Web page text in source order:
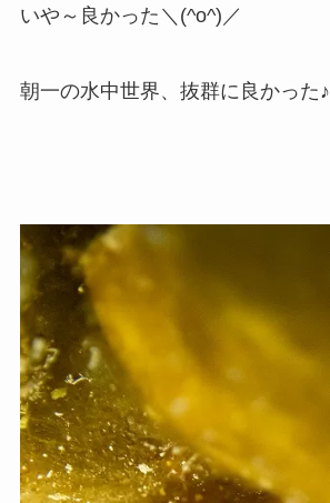
いや～良かった＼(^o^)／
朝一の水中世界、抜群に良かった♪